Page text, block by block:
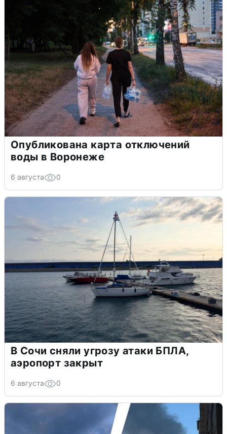
Опубликована карта отключений
воды в Воронеже
6 августа 0
В Сочи сняли угрозу атаки БПЛА,
аэропорт закрыт
6 августа 0